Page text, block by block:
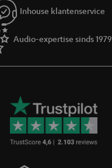
Inhouse klantenservice
Audio-expertise sinds 1979